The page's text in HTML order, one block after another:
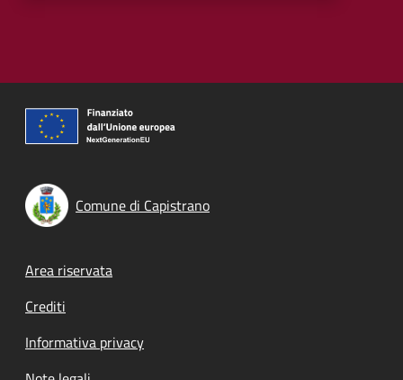
Comune di Capistrano
Footer menu
Area riservata
Crediti
Informativa privacy